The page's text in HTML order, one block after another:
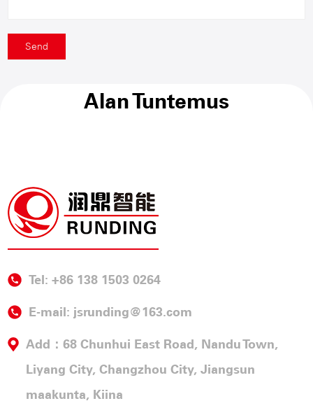
Alan Tuntemus
Tel: +86 138 1503 0264
E-mail: jsrunding@163.com
Add：68 Chunhui East Road, Nandu Town,
Liyang City, Changzhou City, Jiangsun
maakunta, Kiina